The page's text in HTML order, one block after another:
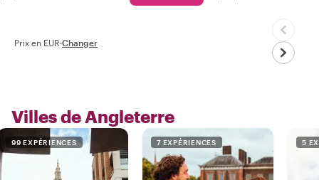
Prix en EUR·Changer
Villes de Angleterre
99 EXPÉRIENCES 7 EXPÉRIENCES 5